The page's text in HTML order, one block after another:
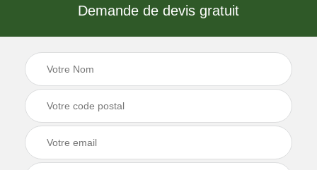
Demande de devis gratuit